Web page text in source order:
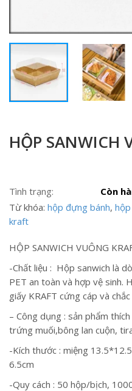
HỘP SANWICH
Tình trạng:
Còn
Từ khóa: hộp đựng bánh,
kraft
HỘP SANWICH VUÔNG
-Chất liệu : Hộp sanwich là
PET an toàn và hợp vệ sinh.
giấy KRAFT cứng cáp và chắc
– Công dụng : sản phẩm
trứng muối,bông lan cuộn,
-Kích thước : miệng
6.5cm
-Quy cách : 50 hộp/bịch,